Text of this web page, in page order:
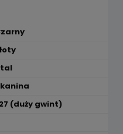
(duży gwint)